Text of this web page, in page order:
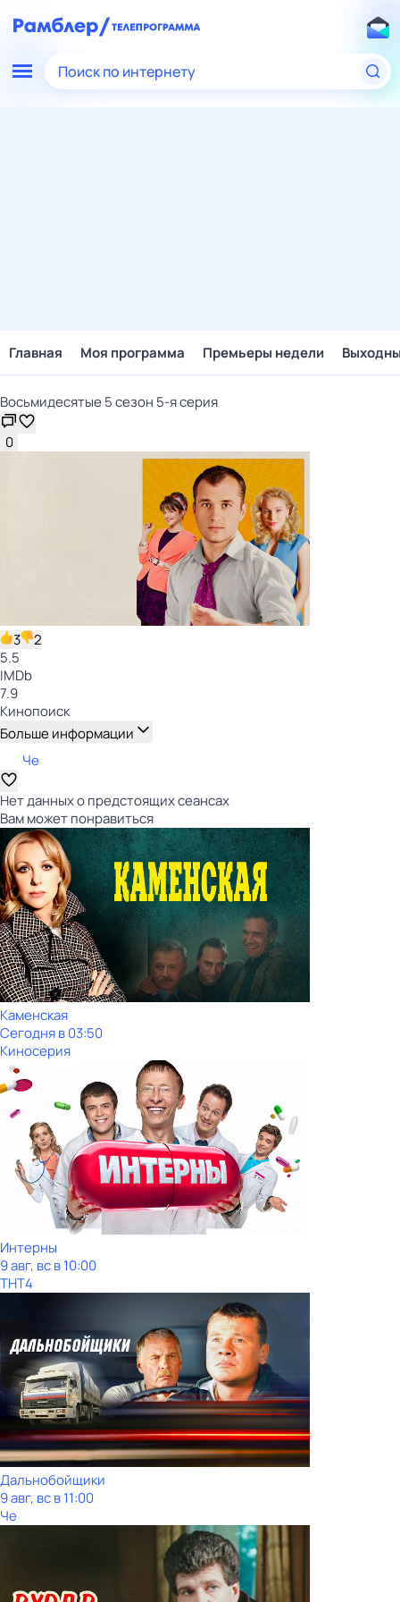
Поиск по интернету
Главная Моя программа Премьеры недели
Восьмидесятые 5 сезон 5-я серия
0
3
2
5.5
IMDb
7.9
Кинопоиск
Больше информации
Че
Нет данных о предстоящих сеансах
Вам может понравиться
Каменская
Сегодня в 03:50
Киносерия
Интерны
9 авг, вс в 10:00
ТНТ4
Дальнобойщики
9 авг, вс в 11:00
Че